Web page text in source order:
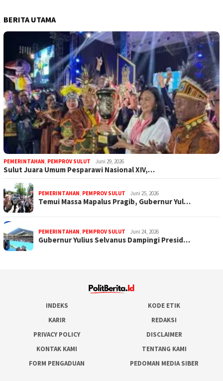
BERITA UTAMA
PEMERINTAHAN, PEMPROV SULUT Juni 29, 2026
Sulut Juara Umum Pesparawi Nasional XIV,…
PEMERINTAHAN, PEMPROV SULUT Juni 25, 2026
Temui Massa Mapalus Pragib, Gubernur Yul…
PEMERINTAHAN, PEMPROV SULUT Juni 24, 2026
Gubernur Yulius Selvanus Dampingi Presid…
INDEKS
KODE ETIK
KARIR
REDAKSI
PRIVACY POLICY
DISCLAIMER
KONTAK KAMI
TENTANG KAMI
FORM PENGADUAN
PEDOMAN MEDIA SIBER